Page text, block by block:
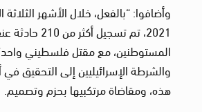
وأضافوا: “بالفعل، خلال الأشهر
2021، تم تسجيل
المستوطنين، مع مقتل فلسطيني
والشرطة الإسرائيليين إلى التحقيق
هذه، ومقاضاة مرتكبيها بحزم وتصميم.